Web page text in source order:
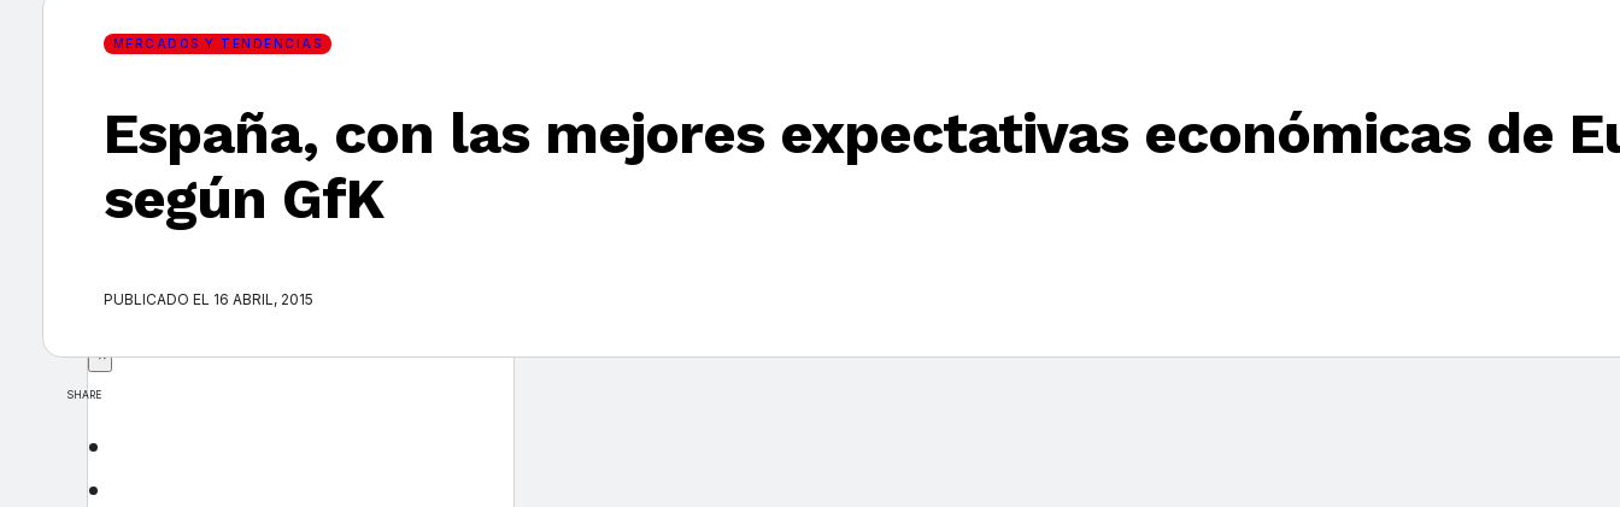
Encuentra tu noticia
×
MERCADOS Y TENDENCIAS
España, con las mejores expectativas económicas de
según GfK
PUBLICADO EL 16 ABRIL, 2015
SHARE